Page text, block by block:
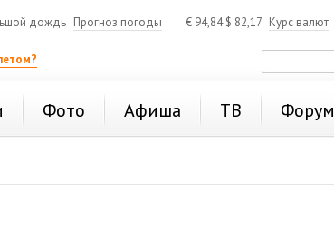
дождь Прогноз погоды € 94,84$ 82,17 Курс валют
Фото Афиша ТВ Форум